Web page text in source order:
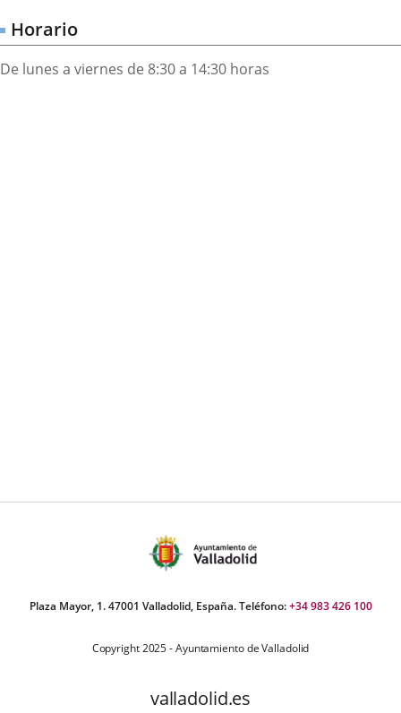
Horario
De lunes a viernes de 8:30 a 14:30 horas
Plaza Mayor, 1. 47001 Valladolid, España. Teléfono:+34 983 426 100
Copyright 2025 - Ayuntamiento de Valladolid
valladolid.es